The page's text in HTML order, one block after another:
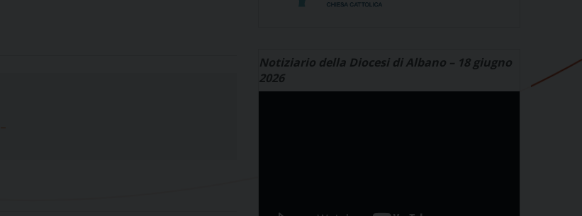
Notiziario della Diocesi di Albano – 18 giugno
2026